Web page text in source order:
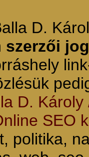
D.
szerzői
D.
SEO
politika,